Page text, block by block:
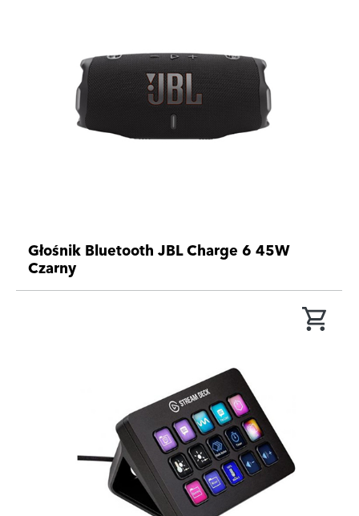
Głośnik Bluetooth JBL Charge 6 45W
Czarny